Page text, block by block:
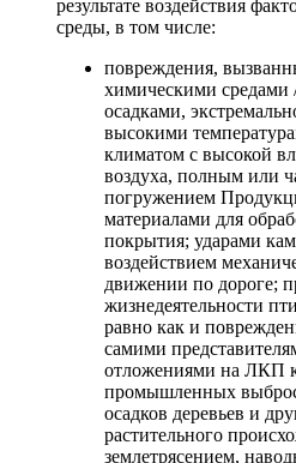
результате воздействия
среды, в том числе:
повреждения,
химическими
осадками,
высокими
климатом с высокой
воздуха, полным или
погружением
материалами для
покрытия; ударами
воздействием
движении по дороге;
жизнедеятельности
равно как и
самими
отложениями на ЛКП
промышленных
осадков деревьев и
растительного
землетрясением,